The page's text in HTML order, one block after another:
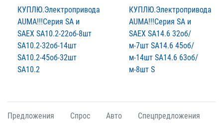
КУПЛЮ.Электропривода
AUMА!!!Серия SA и
SAЕХ SA10.2-22об-8шт
SA10.2-32об-14шт
SA10.2-45об-32шт
SA10.2
КУПЛЮ.Электропривода
AUMА!!!Серия SA и
SAЕХ SA14.6 32об/
м-7шт SA14.6 45об/
м-14шт SA14.6 63об/
м-8шт S
Предложения Спрос Авто Спецпредложения